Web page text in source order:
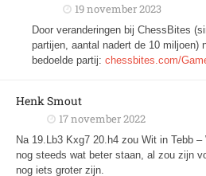
19 november 2023
Door veranderingen bij ChessBites
partijen, aantal nadert de 10 miljoen)
bedoelde partij: chessbites.com/
Henk Smout
17 november 2022
Na 19.Lb3 Kxg7 20.h4 zou Wit in Tebb
nog steeds wat beter staan, al zou zijn
nog iets groter zijn.